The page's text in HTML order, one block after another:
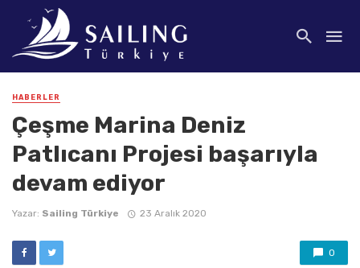
HABERLER
Çeşme Marina Deniz
Patlıcanı Projesi başarıyla
devam ediyor
Yazar: Sailing Türkiye 23 Aralık 2020
0